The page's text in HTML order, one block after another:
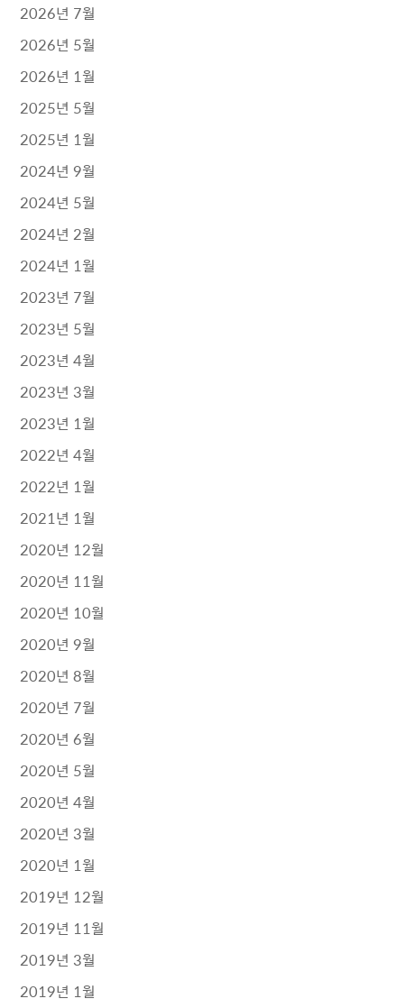
2026년 7월
2026년 5월
2026년 1월
2025년 5월
2025년 1월
2024년 9월
2024년 5월
2024년 2월
2024년 1월
2023년 7월
2023년 5월
2023년 4월
2023년 3월
2023년 1월
2022년 4월
2022년 1월
2021년 1월
2020년 12월
2020년 11월
2020년 10월
2020년 9월
2020년 8월
2020년 7월
2020년 6월
2020년 5월
2020년 4월
2020년 3월
2020년 1월
2019년 12월
2019년 11월
2019년 3월
2019년 1월